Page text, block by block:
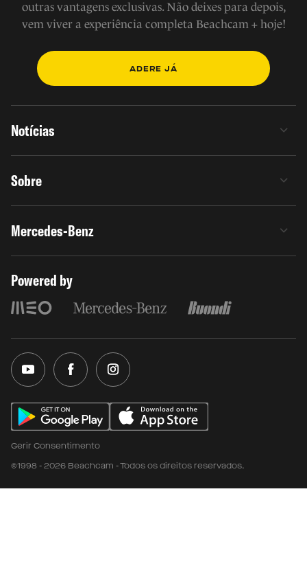
outras vantagens exclusivas. Não deixes para depois,
vem viver a experiência completa Beachcam + hoje!
ADERE JÁ
Notícias
Sobre
Mercedes-Benz
Powered by
Gerir Consentimento
©1998 - 2026 Beachcam - Todos os direitos reservados.